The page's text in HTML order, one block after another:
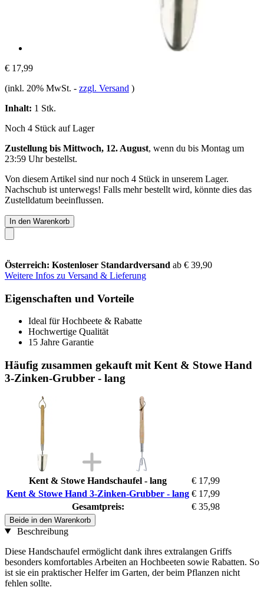
€ 17,99
(inkl. 20% MwSt. - zzgl. Versand )
Inhalt: 1 Stk.
Noch 4 Stück auf Lager
Zustellung bis Mittwoch, 12. August, wenn du bis Montag um
23:59 Uhrbestellst.
Von diesem Artikel sind nur noch 4 Stück in unserem Lager.
Nachschub ist unterwegs! Falls mehr bestellt wird, könnte dies das
Zustelldatum beeinflussen.
In den Warenkorb
Österreich: Kostenloser Standardversand ab € 39,90
Weitere Infos zu Versand & Lieferung
Eigenschaften und Vorteile
Ideal für Hochbeete & Rabatte
Hochwertige Qualität
15 Jahre Garantie
Häufig zusammen gekauft mit Kent & Stowe Hand
3-Zinken-Grubber - lang
Kent & Stowe Handschaufel - lang
€ 17,99
Kent & Stowe Hand 3-Zinken-Grubber - lang € 17,99
Gesamtpreis:
€ 35,98
Beide in den Warenkorb
Beschreibung
Diese Handschaufel ermöglicht dank ihres extralangen Griffs
besonders komfortables Arbeiten an Hochbeeten sowie Rabatten. So
ist sie ein praktischer Helfer im Garten, der beim Pflanzen nicht
fehlen sollte.